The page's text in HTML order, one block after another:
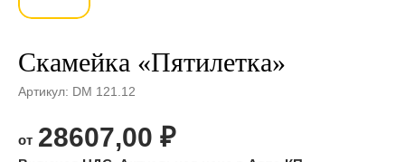
Скамейка «Пятилетка»
Артикул: DM 121.12
28607,00 ₽